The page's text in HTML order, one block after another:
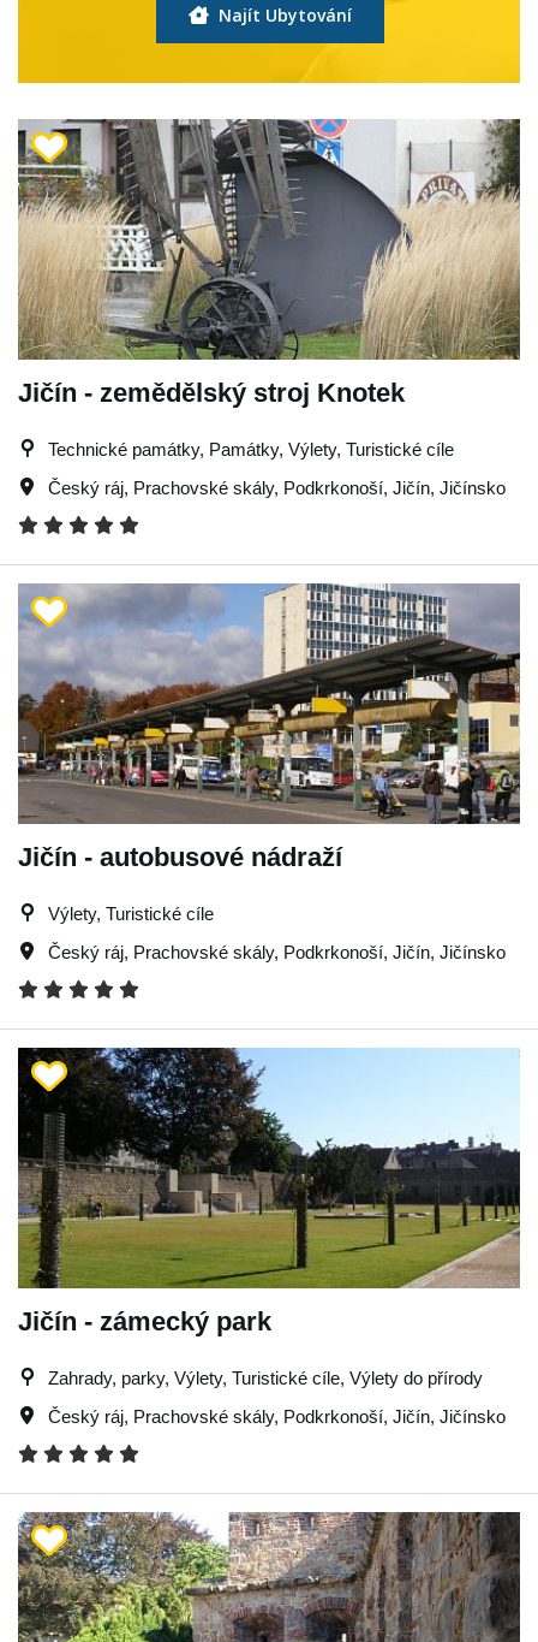
Najít Ubytování
Jičín - zemědělský stroj Knotek
Technické památky, Památky, Výlety, Turistické cíle
Český ráj, Prachovské skály, Podkrkonoší, Jičín, Jičínsko
Jičín - autobusové nádraží
Výlety, Turistické cíle
Český ráj, Prachovské skály, Podkrkonoší, Jičín, Jičínsko
Jičín - zámecký park
Zahrady, parky, Výlety, Turistické cíle, Výlety do přírody
Český ráj, Prachovské skály, Podkrkonoší, Jičín, Jičínsko